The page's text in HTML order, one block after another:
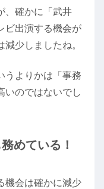
、確かに「武井
ビ出演する機会が
少しましたね。
うよりかは「事務
いのではないでし
めている！
機会は確かに減少